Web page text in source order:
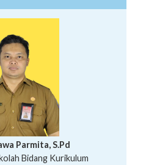
Parmita, S.Pd
Bidang Kurikulum
Pratita, S.Pd., M.Sn
Sutantri, S.Pd.